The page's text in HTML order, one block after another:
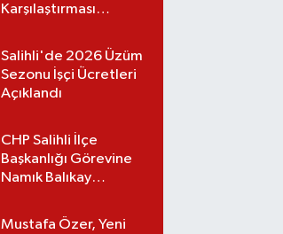
Karşılaştırması
Salihli'de 2026 Üzüm
Sezonu İşçi Ücretleri
Açıklandı
CHP Salihli İlçe
Başkanlığı Görevine
Namık Balıkay
Mustafa Özer, Yeni